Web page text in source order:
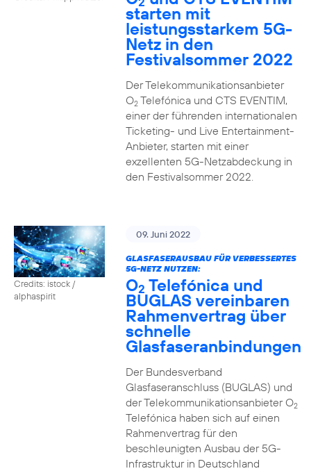
starten mit
leistungsstarkem 5G-
Netz in den
Festivalsommer 2022
Der Telekommunikationsanbieter
O2Telefónica und CTS EVENTIM,
einer der führenden internationalen
Ticketing- und Live Entertainment-
Anbieter, starten mit einer
exzellenten 5G-Netzabdeckung in
den Festivalsommer 2022.
Credits: istock /
alphaspirit
09. Juni 2022
GLASFASERAUSBAU FÜR VERBESSERTES
5G-NETZ NUTZEN:
O2 Telefónica und
BUGLAS vereinbaren
Rahmenvertrag über
schnelle
Glasfaseranbindungen
Der Bundesverband
Glasfaseranschluss (BUGLAS) und
der Telekommunikationsanbieter O2
Telefónica haben sich auf einen
Rahmenvertrag für den
beschleunigten Ausbau der 5G-
Infrastruktur in Deutschland